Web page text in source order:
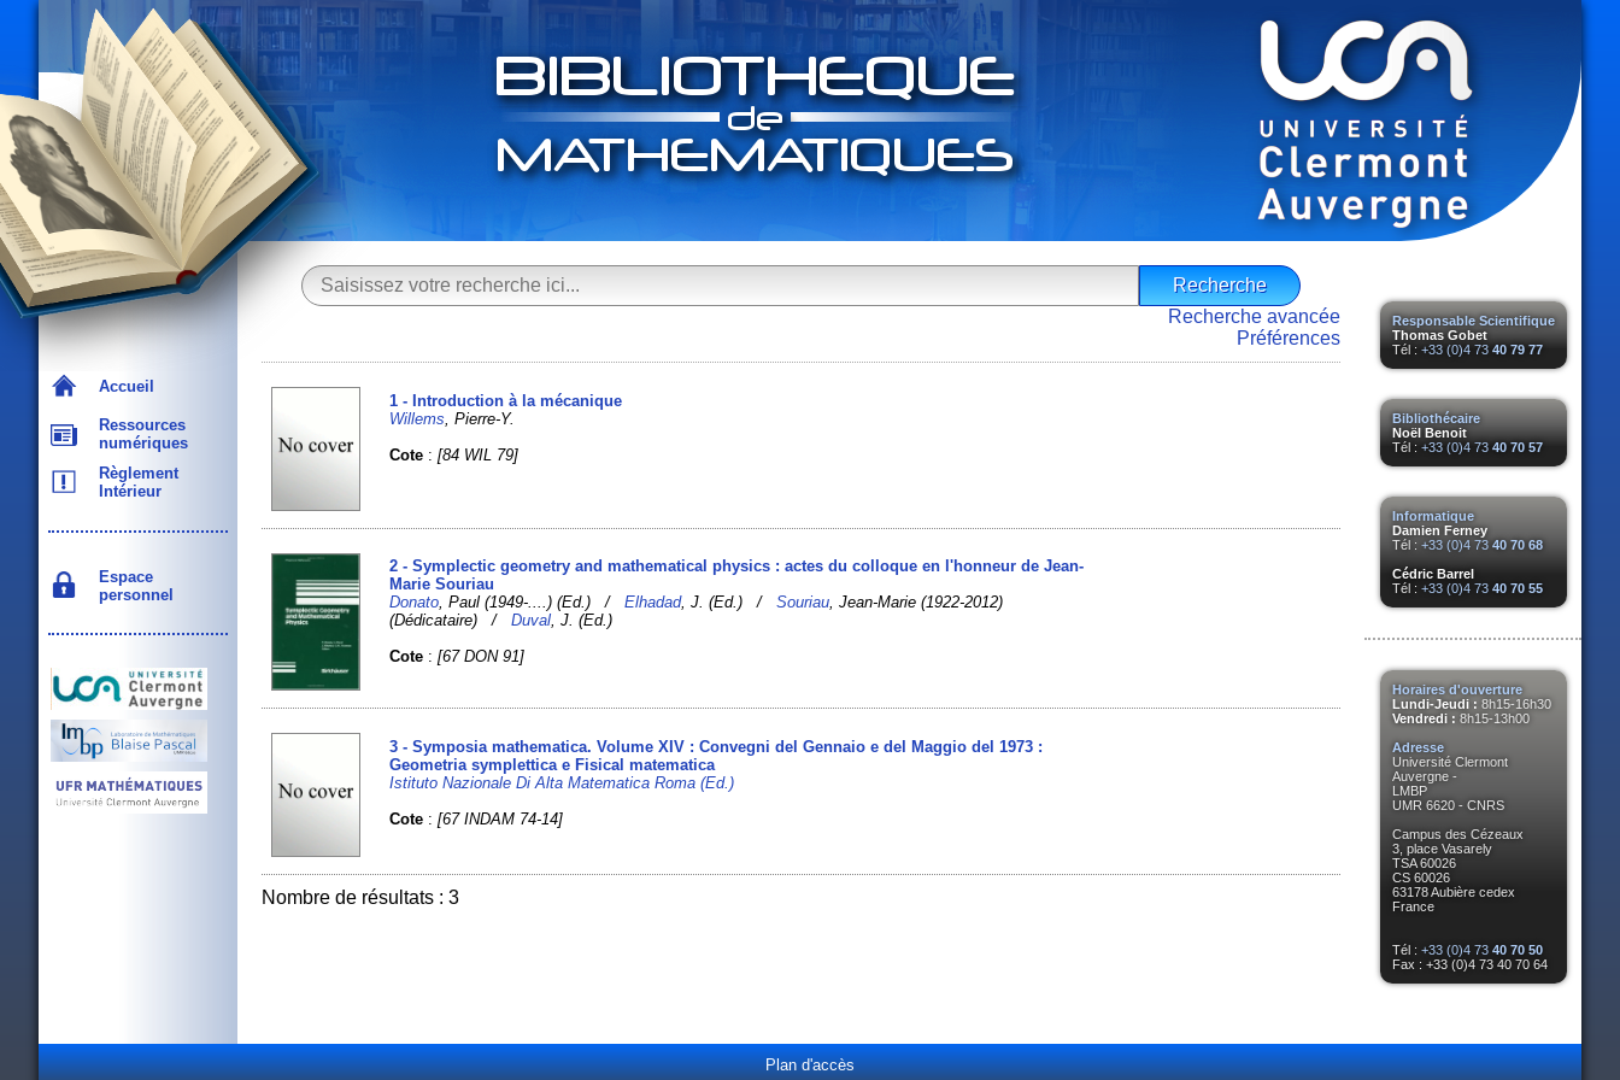
Accueil
Ressources
numériques
Règlement
Intérieur
Espace
personnel
Responsable Scientifique
Thomas Gobet
Tél : +33 (0)4 73 40 79 77
Bibliothécaire
Noël Benoit
Tél : +33 (0)4 73 40 70 57
Informatique
Damien Ferney
Tél : +33 (0)4 73 40 70 68
Cédric Barrel
Tél : +33 (0)4 73 40 70 55
Horaires d'ouverture
Lundi-Jeudi : 8h15-16h30
Vendredi : 8h15-13h00
Adresse
Université Clermont
Auvergne -
LMBP
UMR 6620 - CNRS
Campus des Cézeaux
3, place Vasarely
TSA 60026
CS 60026
63178 Aubière cedex
France
Tél : +33 (0)4 73 40 70 50
Fax : +33 (0)4 73 40 70 64
Recherche avancée
Préférences
1 - Introduction à la mécanique
Willems , Pierre-Y.
Cote :[84 WIL 79]
2 - Symplectic geometry and mathematical physics : actes du colloque en l'honneur de Jean-
Marie Souriau
Donato, Paul (1949-....) (Ed.) /Elhadad, J. (Ed.) /Souriau, Jean-Marie (1922-2012)
(Dédicataire) /Duval, J. (Ed.)
Cote :[67 DON 91]
3 - Symposia mathematica. Volume XIV : Convegni del Gennaio e del Maggio del 1973 :
Geometria symplettica e Fisical matematica
Istituto Nazionale Di Alta Matematica Roma (Ed.)
Cote :[67 INDAM 74-14]
Nombre de résultats : 3
Plan d'accès